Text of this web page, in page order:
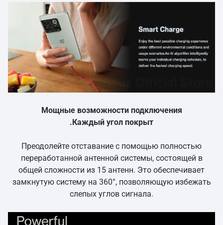
Мощные возможности подключения
.Каждый угол покрыт
Преодолейте отставание с помощью полностью
переработанной антенной системы, состоящей в
общей сложности из 15 антенн. Это обеспечивает
замкнутую систему на 360°, позволяющую избежать
слепых углов сигнала.